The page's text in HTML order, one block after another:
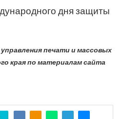
дня защиты
печати и массовых
края по материалам сайта